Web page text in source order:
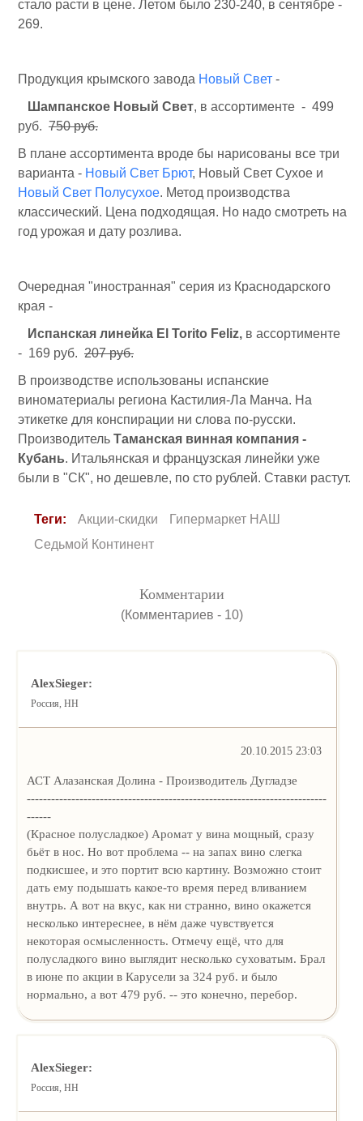
стало расти в цене. Летом было 230-240, в сентябре -
269.
Продукция крымского завода Новый Свет -
Шампанское Новый Свет, в ассортименте - 499
руб. 750 руб.
В плане ассортимента вроде бы нарисованы все три
варианта - Новый Свет Брют, Новый Свет Сухое и
Новый Свет Полусухое. Метод производства
классический. Цена подходящая. Но надо смотреть на
год урожая и дату розлива.
Очередная "иностранная" серия из Краснодарского
края -
Испанская линейка El Torito Feliz, в ассортименте
- 169 руб. 207 руб.
В производстве использованы испанские
виноматериалы региона Кастилия-Ла Манча. На
этикетке для конспирации ни слова по-русски.
Производитель Таманская винная компания -
Кубань. Итальянская и французская линейки уже
были в "СК", но дешевле, по сто рублей. Ставки растут.
Теги: Акции-скидки
Гипермаркет НАШ
Седьмой Континент
Комментарии
(Комментариев - 10)
AlexSieger:
Россия, НН
20.10.2015 23:03
АСТ Алазанская Долина - Производитель Дугладзе
--------------------------------------------------------------------------
------
(Красное полусладкое) Аромат у вина мощный, сразу
бьёт в нос. Но вот проблема -- на запах вино слегка
подкисшее, и это портит всю картину. Возможно стоит
дать ему подышать какое-то время перед вливанием
внутрь. А вот на вкус, как ни странно, вино окажется
несколько интереснее, в нём даже чувствуется
некоторая осмысленность. Отмечу ещё, что для
полусладкого вино выглядит несколько суховатым. Брал
в июне по акции в Карусели за 324 руб. и было
нормально, а вот 479 руб. -- это конечно, перебор.
AlexSieger:
Россия, НН